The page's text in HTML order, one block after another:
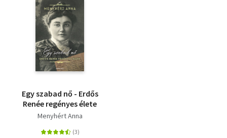
Egy szabad nő - Erdős
Renée regényes élete
Menyhért Anna